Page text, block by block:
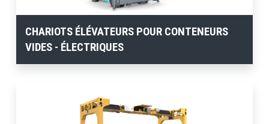
CHARIOTS ÉLÉVATEURS POUR CONTENEURS
VIDES - ÉLECTRIQUES